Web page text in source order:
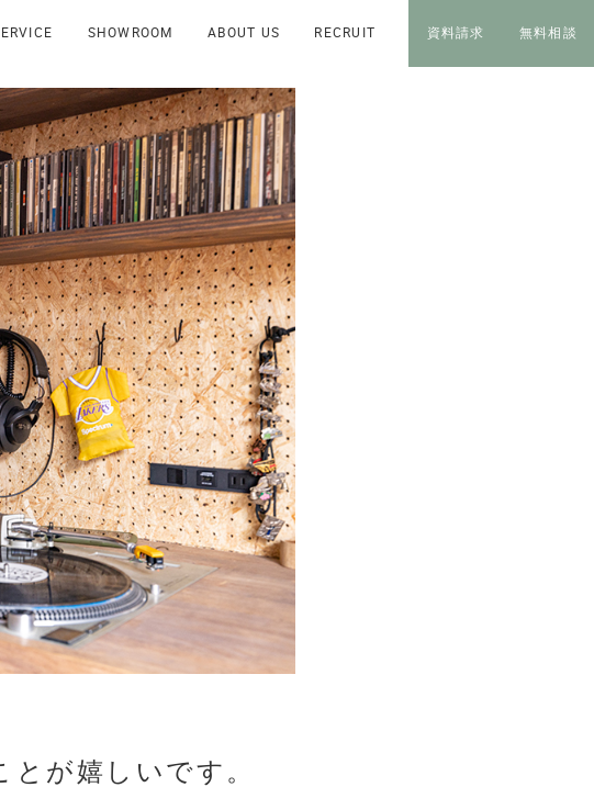
SHOWROOM ABOUT US RECRUIT 資料請求 無料相談
が嬉しいです。